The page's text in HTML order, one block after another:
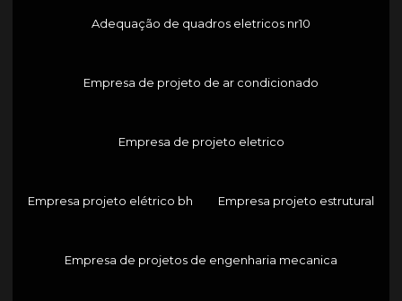
Adequação de quadros eletricos nr10
Empresa de projeto de ar condicionado
Empresa de projeto eletrico
Empresa projeto elétrico bh Empresa projeto estrutural
Empresa de projetos de engenharia mecanica